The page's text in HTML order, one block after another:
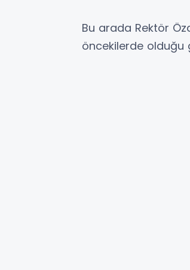
Bu arada Rektör
öncekilerde olduğu